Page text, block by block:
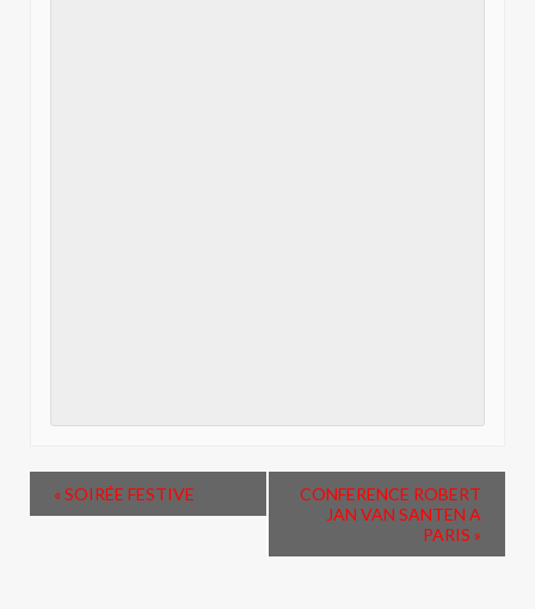
«SOIRÉE FESTIVE
CONFERENCE ROBERT
JAN VAN SANTEN A
PARIS »